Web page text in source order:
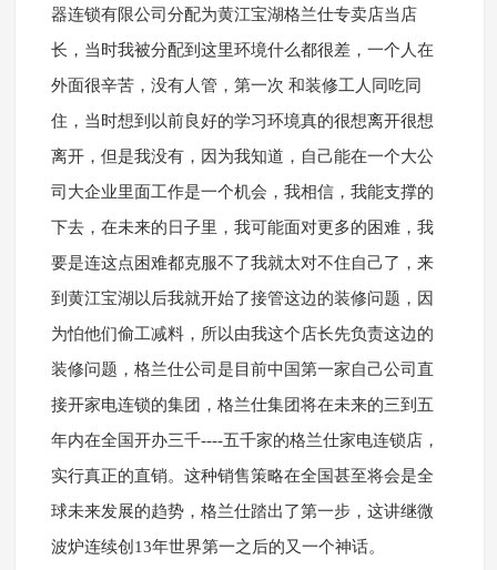
器连锁有限公司分配为黄江宝湖格兰仕专卖店当店
长，当时我被分配到这里环境什么都很差，一个人在
外面很辛苦，没有人管，第一次 和装修工人同吃同
住，当时想到以前良好的学习环境真的很想离开很想
离开，但是我没有，因为我知道，自己能在一个大公
司大企业里面工作是一个机会，我相信，我能支撑的
下去，在未来的日子里，我可能面对更多的困难，我
要是连这点困难都克服不了我就太对不住自己了，来
到黄江宝湖以后我就开始了接管这边的装修问题，因
为怕他们偷工减料，所以由我这个店长先负责这边的
装修问题，格兰仕公司是目前中国第一家自己公司直
接开家电连锁的集团，格兰仕集团将在未来的三到五
年内在全国开办三千----五千家的格兰仕家电连锁店，
实行真正的直销。这种销售策略在全国甚至将会是全
球未来发展的趋势，格兰仕踏出了第一步，这讲继微
波炉连续创13年世界第一之后的又一个神话。